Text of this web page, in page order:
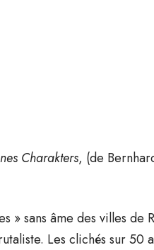
Charakters, (de
» sans âme des villes de
Les clichés sur 50